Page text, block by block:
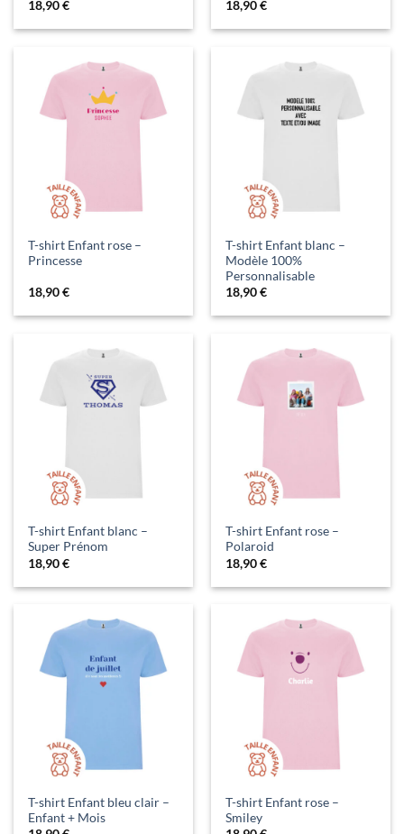
18,90€ 18,90€
T-shirt Enfant rose –
Princesse
18,90€
T-shirt Enfant blanc –
Modèle 100%
Personnalisable
18,90€
T-shirt Enfant blanc –
Super Prénom
18,90€
T-shirt Enfant rose –
Polaroid
18,90€
T-shirt Enfant bleu clair –
Enfant + Mois
T-shirt Enfant rose –
Smiley